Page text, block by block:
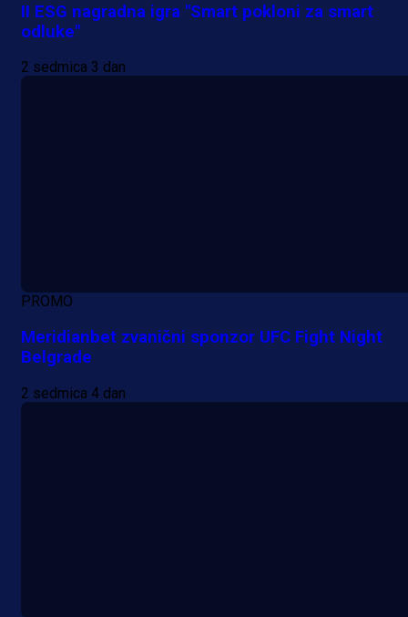
II ESG nagradna igra "Smart pokloni za smart
odluke"
2 sedmica 3 dan
PROMO
Meridianbet zvanični sponzor UFC Fight Night
Belgrade
2 sedmica 4 dan